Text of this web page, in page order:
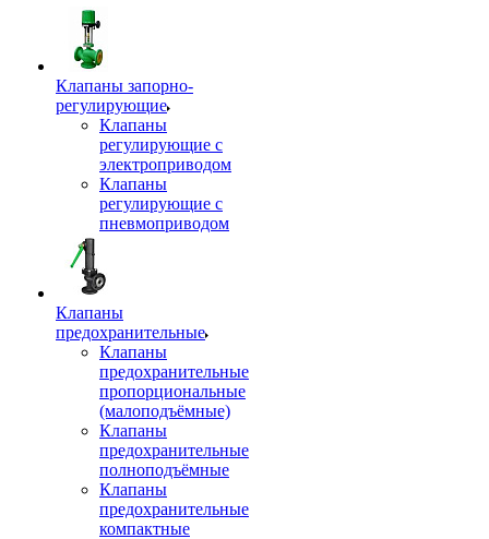
Клапаны запорно-
регулирующие
Клапаны
регулирующие с
электроприводом
Клапаны
регулирующие с
пневмоприводом
Клапаны
предохранительные
Клапаны
предохранительные
пропорциональные
(малоподъёмные)
Клапаны
предохранительные
полноподъёмные
Клапаны
предохранительные
компактные